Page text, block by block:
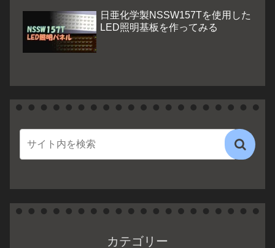
日亜化学製NSSW157Tを使用した
LED照明基板を作ってみる
カテゴリー